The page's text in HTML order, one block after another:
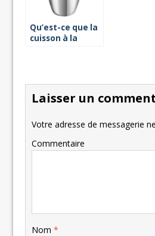
Qu’est-ce que la
cuisson à la
Laisser un
Votre adresse de messagerie
Commentaire
Nom*